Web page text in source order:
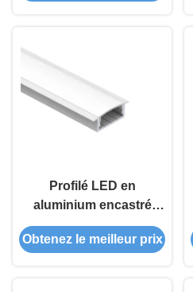
Profilé LED en
aluminium encastré
avec alliage
d'aluminium 6063 T5 et
Obtenez le meilleur prix